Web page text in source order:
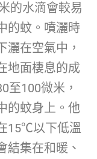
的水滴會較易
的蚊。噴灑時
灑在空氣中，
地面棲息的成
至100微米，
的蚊身上。他
15℃以下低溫
結集在和暖、